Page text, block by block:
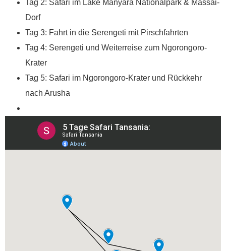
Tag 2: Safari im Lake Manyara Nationalpark & Massai-
Dorf
Tag 3: Fahrt in die Serengeti mit Pirschfahrten
Tag 4: Serengeti und Weiterreise zum Ngorongoro-
Krater
Tag 5: Safari im Ngorongoro-Krater und Rückkehr
nach Arusha